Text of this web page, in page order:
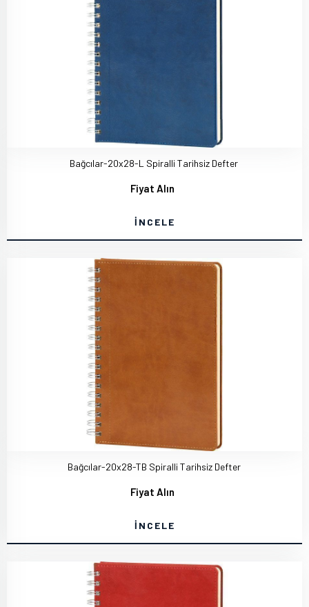
Bağcılar-20x28-L Spiralli Tarihsiz Defter
Fiyat Alın
İNCELE
Bağcılar-20x28-TB Spiralli Tarihsiz Defter
Fiyat Alın
İNCELE